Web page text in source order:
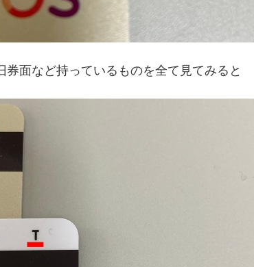
券面など持っているものを全て見てみると